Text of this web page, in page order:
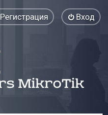
Вход
Регистрация